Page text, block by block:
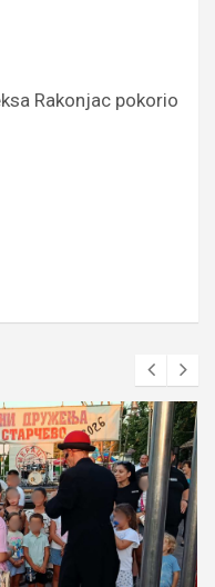
Rakonjac pokorio